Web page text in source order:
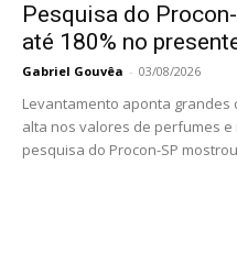
Pesquisa do
até 180% no
Gabriel Gouvêa - 03/08/2026
Levantamento aponta
alta nos valores de perfumes
pesquisa do Procon-SP